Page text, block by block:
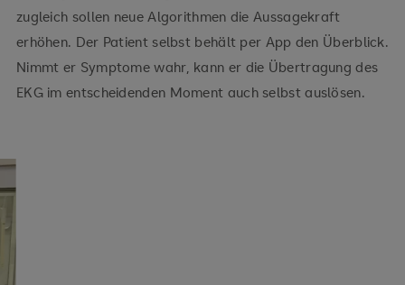
zugleich sollen neue Algorithmen die Aussagekraft
erhöhen. Der Patient selbst behält per App den Überblick.
Nimmt er Symptome wahr, kann er die Übertragung des
EKG im entscheidenden Moment auch selbst auslösen.